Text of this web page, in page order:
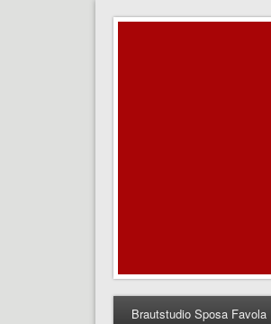
Brautstudio Sposa Favola